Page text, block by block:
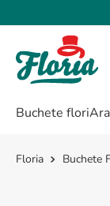
Buchete flori
Buchete